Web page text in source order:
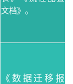
文档》。
《数据迁移报